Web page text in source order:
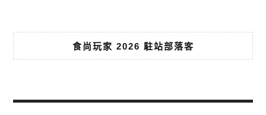
食尚玩家 2026 駐站部落客